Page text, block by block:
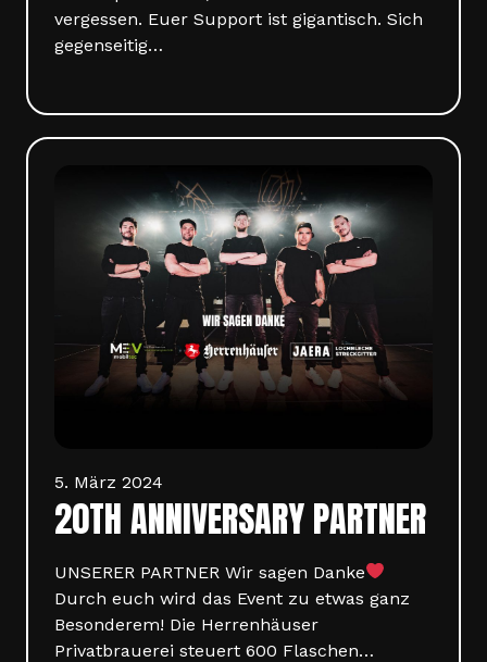
vergessen. Euer Support ist gigantisch. Sich
gegenseitig…
5. März 2024
20TH ANNIVERSARY PARTNER
UNSERER PARTNER Wir sagen Danke
Durch euch wird das Event zu etwas ganz
Besonderem! Die Herrenhäuser
Privatbrauerei steuert 600 Flaschen…